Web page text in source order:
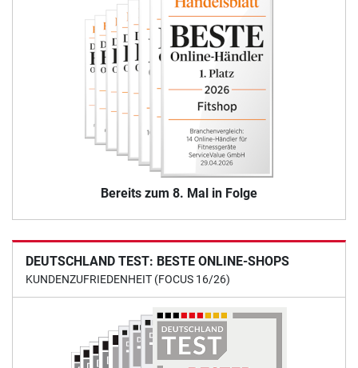
Bereits zum 8. Mal in Folge
DEUTSCHLAND TEST: BESTE ONLINE-SHOPS
KUNDENZUFRIEDENHEIT (FOCUS 16/26)